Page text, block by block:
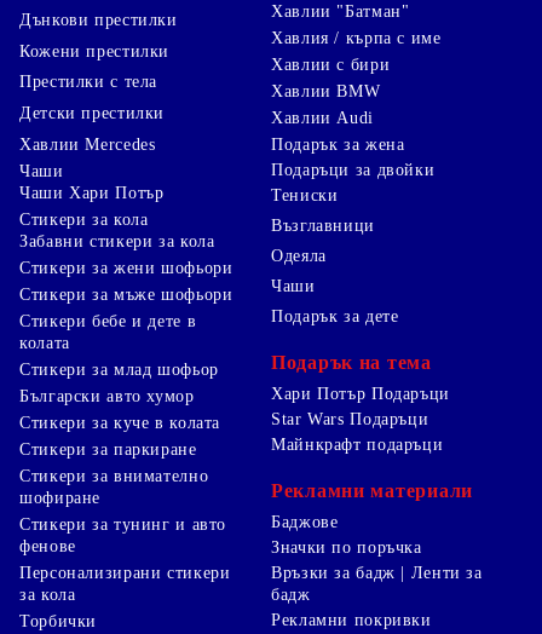
Дънкови престилки
Кожени престилки
Престилки с тела
Детски престилки
Хавлии "Батман"
Хавлия / кърпа с име
Хавлии с бири
Хавлии BMW
Хавлии Audi
Хавлии Mercedes
Чаши
Чаши Хари Потър
Стикери за кола
Забавни стикери за кола
Стикери за жени шофьори
Стикери за мъже шофьори
Стикери бебе и дете в
колата
Стикери за млад шофьор
Български авто хумор
Стикери за куче в колата
Стикери за паркиране
Стикери за внимателно
шофиране
Стикери за тунинг и авто
фенове
Персонализирани стикери
за кола
Торбички
Подарък за жена
Подаръци за двойки
Тениски
Възглавници
Одеяла
Чаши
Подарък за дете
Подарък на тема
Хари Потър Подаръци
Star Wars Подаръци
Майнкрафт подаръци
Рекламни материали
Баджове
Значки по поръчка
Връзки за бадж | Ленти за
бадж
Рекламни покривки